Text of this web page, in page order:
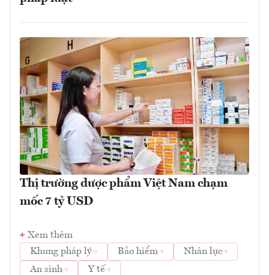
Thị trường dược phẩm Việt Nam chạm
mốc 7 tỷ USD
Xem thêm
Khung pháp lý
Bảo hiểm
Nhân lực
An sinh
Y tế